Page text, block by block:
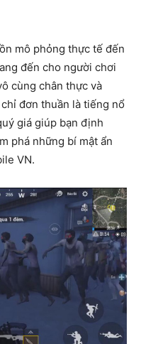
mô phỏng thực tế đến
đến cho người chơi
cùng chân thực và
đơn thuần là tiếng nổ
giá giúp bạn định
phá những bí mật ẩn
VN.